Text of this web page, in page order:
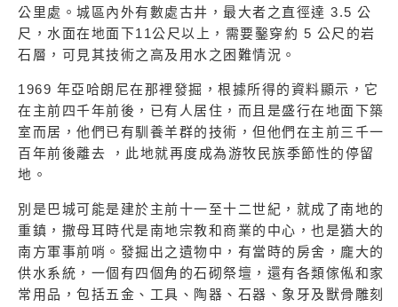
公里處。城區內外有數處古井，最大者之直徑達 3.5 公
尺，水面在地面下11公尺以上，需要鑿穿約 5 公尺的岩
石層，可見其技術之高及用水之困難情況。
1969 年亞哈朗尼在那裡發掘，根據所得的資料顯示，它
在主前四千年前後，已有人居住，而且是盛行在地面下築
室而居，他們已有馴養羊群的技術，但他們在主前三千一
百年前後離去 ，此地就再度成為游牧民族季節性的停留
地。
別是巴城可能是建於主前十一至十二世紀，就成了南地的
重鎮，撒母耳時代是南地宗教和商業的中心，也是猶大的
南方軍事前哨。發掘出之遺物中，有當時的房舍，龐大的
供水系統，一個有四個角的石砌祭壇，還有各類傢俬和家
常用品，包括五金、工具、陶器、石器、象牙及獸骨雕刻